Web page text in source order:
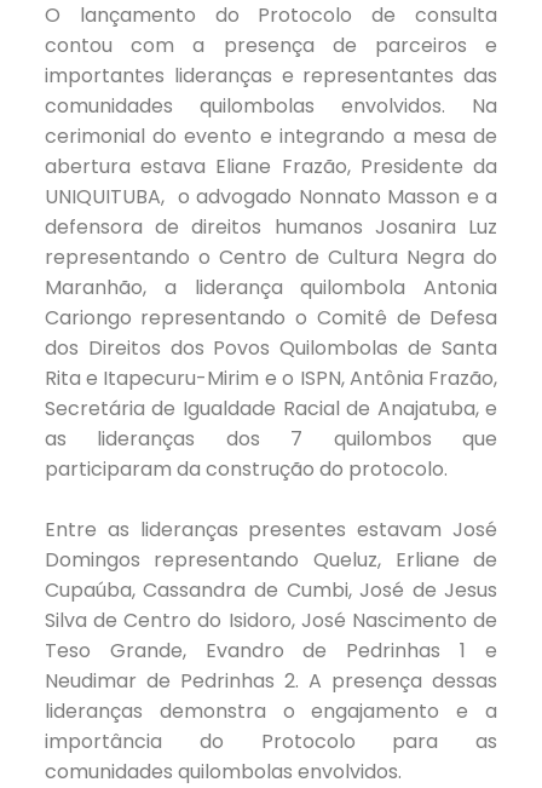
O lançamento do Protocolo de consulta
contou com a presença de parceiros e
importantes lideranças e representantes das
comunidades quilombolas envolvidos. Na
cerimonial do evento e integrando a mesa de
abertura estava Eliane Frazão, Presidente da
UNIQUITUBA, o advogado Nonnato Masson e a
defensora de direitos humanos Josanira Luz
representando o Centro de Cultura Negra do
Maranhão, a liderança quilombola Antonia
Cariongo representando o Comitê de Defesa
dos Direitos dos Povos Quilombolas de Santa
Rita e Itapecuru-Mirim e o ISPN, Antônia Frazão,
Secretária de Igualdade Racial de Anajatuba, e
as lideranças dos 7 quilombos que
participaram da construção do protocolo.
Entre as lideranças presentes estavam José
Domingos representando Queluz, Erliane de
Cupaúba, Cassandra de Cumbi, José de Jesus
Silva de Centro do Isidoro, José Nascimento de
Teso Grande, Evandro de Pedrinhas 1 e
Neudimar de Pedrinhas 2. A presença dessas
lideranças demonstra o engajamento e a
importância do Protocolo para as
comunidades quilombolas envolvidos.